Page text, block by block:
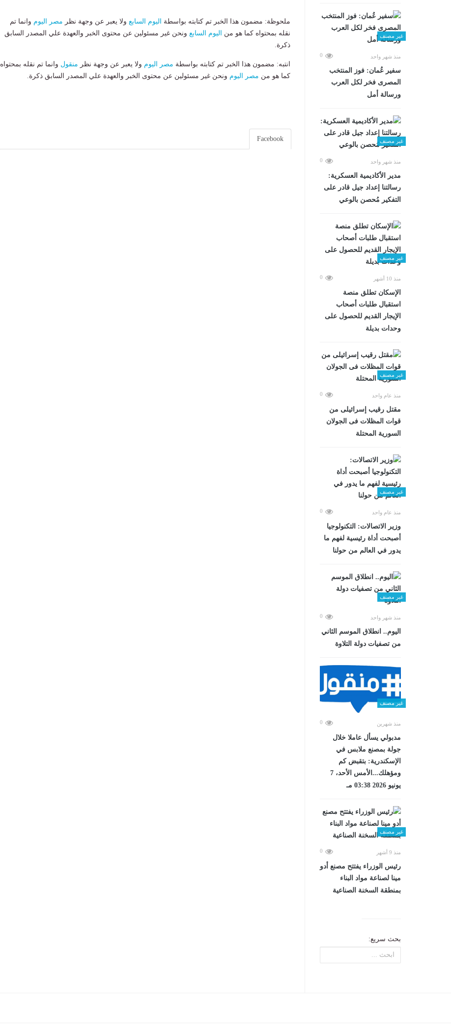
غير مصنف
منذ شهر واحد 0
سفير عُمان: فوز المنتخب
المصرى فخر لكل العرب
ورسالة أمل
غير مصنف
منذ شهر واحد 0
مدير الأكاديمية العسكرية:
رسالتنا إعداد جيل قادر على
التفكير مُحصن بالوعي
غير مصنف
منذ 10 أشهر 0
الإسكان تطلق منصة
استقبال طلبات أصحاب
الإيجار القديم للحصول على
وحدات بديلة
غير مصنف
منذ عام واحد 0
مقتل رقيب إسرائيلى من
قوات المظلات فى الجولان
السورية المحتلة
غير مصنف
منذ عام واحد 0
وزير الاتصالات: التكنولوجيا
أصبحت أداة رئيسية لفهم ما
يدور في العالم من حولنا
غير مصنف
منذ شهر واحد 0
اليوم.. انطلاق الموسم الثاني
من تصفيات دولة التلاوة
غير مصنف
منذ شهرين 0
مدبولي يسأل عاملا خلال
جولة بمصنع ملابس في
الإسكندرية: بتقبض كم
ومؤهلك...الأمس الأحد، 7
يونيو 2026 03:38 مـ
غير مصنف
منذ 9 أشهر 0
رئيس الوزراء يفتتح مصنع أدو
مينا لصناعة مواد البناء
بمنطقة السخنة الصناعية
بحث سريع:
ملحوظة: مضمون هذا الخبر تم كتابته بواسطة اليوم السابع ولا يعبر عن وجهة نظر مصر اليوم وانما تم
نقله بمحتواه كما هو من
اليوم السابع ونحن غير مسئولين عن محتوى الخبر والعهدة علي المصدر السابق
ذكرة.
انتبه: مضمون هذا الخبر تم كتابته بواسطة مصر اليوم ولا يعبر عن وجهة نظر منقول وانما تم نقله بمحتواه
كما هو من مصر اليوم ونحن غير مسئولين عن محتوى الخبر والعهدة علي المصدر السابق ذكرة.
Facebook